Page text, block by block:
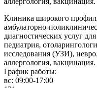
Клиника широкого
амбулаторно-
диагностических услуг
педиатрия,
исследования (УЗИ),
аллергология, вакцинация.
График работы:
вс: 09:00-17:00